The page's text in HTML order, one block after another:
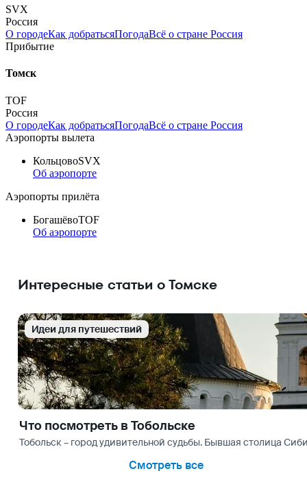
SVX
Россия
О городеКак добратьсяПогодаВсё о стране Россия
Прибытие
Томск
TOF
Россия
О городеКак добратьсяПогодаВсё о стране Россия
Аэропорты вылета
КольцовоSVX
Об аэропорте
Аэропорты прилёта
БогашёвоTOF
Об аэропорте
Интересные статьи о Томске
Идеи для путешествий
Что посмотреть в Тобольске
Тобольск – город удивительной судьбы. Бывшая столица
Смотреть все